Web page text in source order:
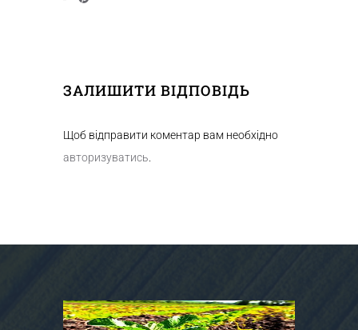
ЗАЛИШИТИ ВІДПОВІДЬ
Щоб відправити коментар вам необхідно
авторизуватись.